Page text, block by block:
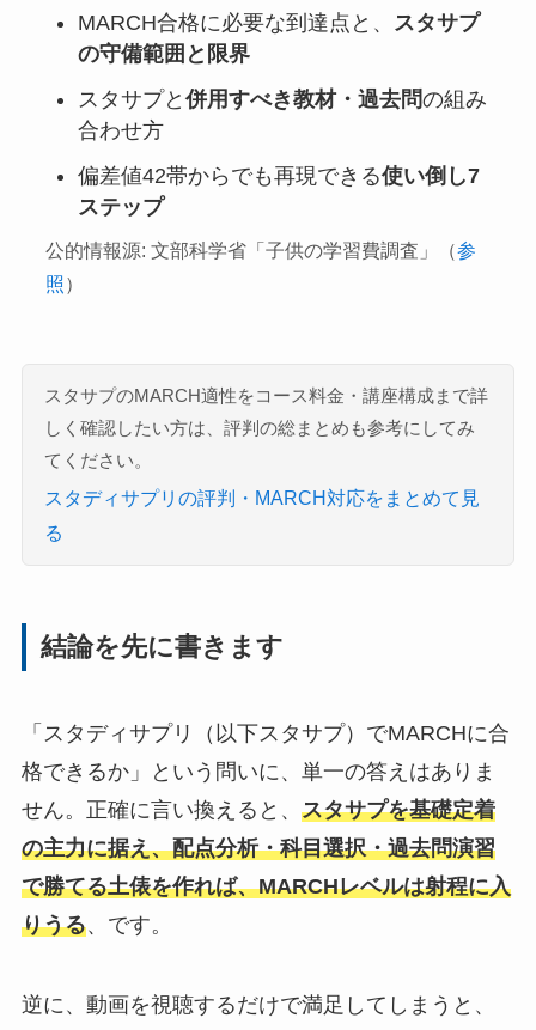
MARCH合格に必要な到達点と、
スタサプ
の守備範囲と限界
スタサプと 併用すべき教材・過去問の組み
合わせ方
偏差値42帯からでも再現できる使い倒し7
ステップ
公的情報源: 文部科学省「子供の学習費調査」（参
照）
スタサプのMARCH適性をコース料金・講座構成まで詳
しく確認したい方は、評判の総まとめも参考にしてみ
てください。
スタディサプリの評判・MARCH対応をまとめて見
る
結論を先に書きます
「スタディサプリ（以下スタサプ）でMARCHに合
格できるか」という問いに、単一の答えはありま
せん。正確に言い換えると、 スタサプを基礎定着
の主力に据え、配点分析・科目選択・過去問演習
で勝てる土俵を作れば、MARCHレベルは射程に入
りうる、です。
逆に、動画を視聴するだけで満足してしまうと、